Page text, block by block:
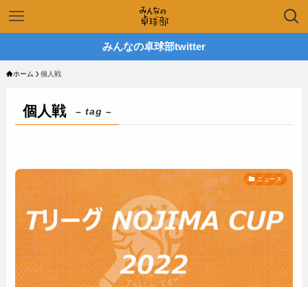
みんなの卓球部twitter
ホーム 個人戦
個人戦 – tag –
ニュース